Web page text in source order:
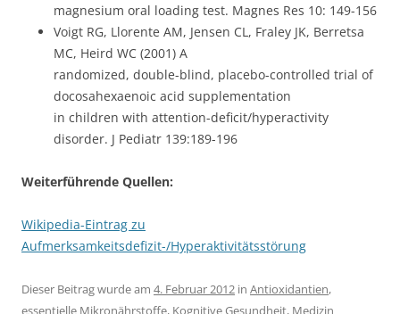
magnesium oral loading test. Magnes Res 10: 149-156
Voigt RG, Llorente AM, Jensen CL, Fraley JK, Berretsa
MC, Heird WC (2001) A
randomized, double-blind, placebo-controlled trial of
docosahexaenoic acid supplementation
in children with attention-deficit/hyperactivity
disorder. J Pediatr 139:189-196
Weiterführende Quellen:
Wikipedia-Eintrag zu
Aufmerksamkeitsdefizit-/Hyperaktivitätsstörung
Dieser Beitrag wurde am 4. Februar 2012 in Antioxidantien,